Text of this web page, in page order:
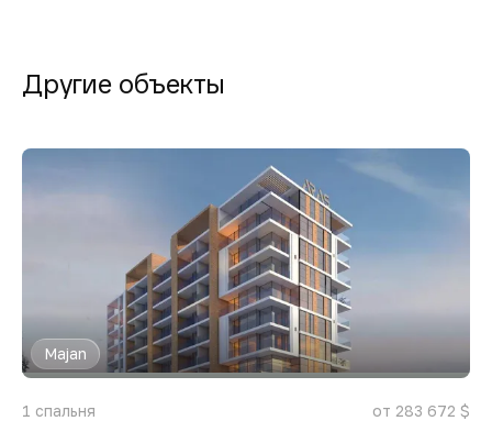
Другие объекты
Majan
1 спальня от 283 672 $